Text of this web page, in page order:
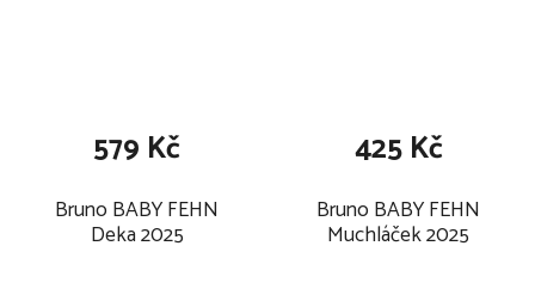
Bruno BABY FEHN
Deka 2025
579 Kč
Bruno BABY FEHN
Muchláček 2025
425 Kč